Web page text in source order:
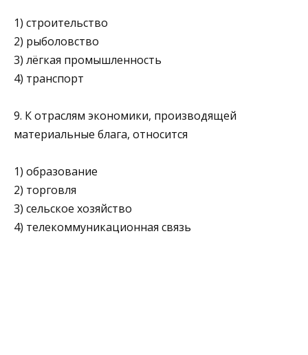
1) строительство
2) рыболовство
3) лёгкая промышленность
4) транспорт
9. К отраслям экономики, производящей
материальные бла­га, относится
1) образование
2) торговля
3) сельское хозяйство
4) телекоммуникационная связь